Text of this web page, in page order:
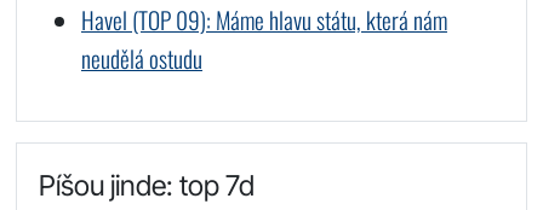
Havel (TOP 09): Máme hlavu státu, která nám
neudělá ostudu
Píšou jinde: top 7d